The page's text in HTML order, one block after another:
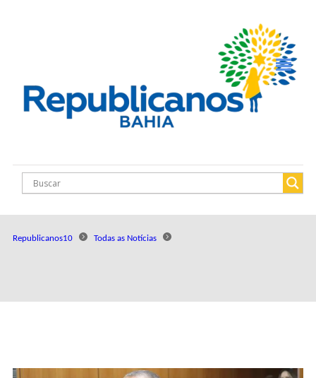
Republicanos10 Todas as Notícias